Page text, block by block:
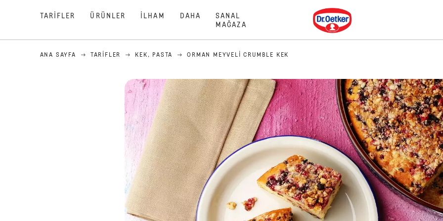
TARIFLER ÜRÜNLER İLHAM DAHA
SANAL
MAĞAZA
Dr. Oetker
ANA SAYFA TARIFLER KEK, PASTA ORMAN MEYVELI CRUMBLE KEK